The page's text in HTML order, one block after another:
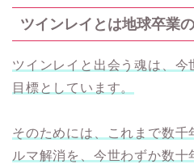
ツインレイとは地球卒業
ツインレイと出会う魂は、今
目標としています。
そのためには、これまで数千
ルマ解消を、今世わずか数十